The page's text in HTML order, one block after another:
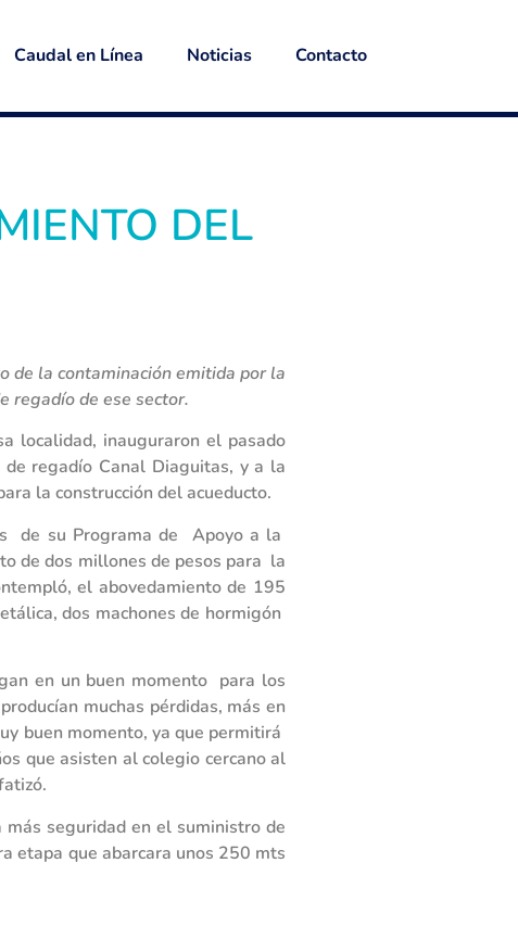
Caudal en Línea Noticias Contacto
DEL
de la contaminación emitida por la
regadío de ese sector.
localidad, inauguraron el pasado
regadío Canal Diaguitas, y a la
la construcción del acueducto.
de su Programa de Apoyo a la
de dos millones de pesos para la
el abovedamiento de 195
dos machones de hormigón
en un buen momento para los
muchas pérdidas, más en
buen momento, ya que permitirá
que asisten al colegio cercano al
seguridad en el suministro de
etapa que abarcara unos 250 mts